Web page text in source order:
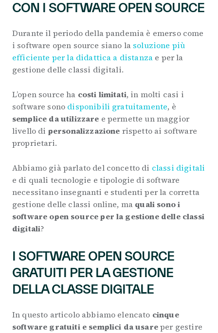
CON I SOFTWARE OPEN SOURCE
Durante il periodo della pandemia è emerso come
i software open source siano la soluzione più
efficiente per la didattica a distanza e per la
gestione delle classi digitali.
L’open source ha costi limitati, in molti casi i
software sono disponibili gratuitamente, è
semplice da utilizzare e permette un maggior
livello di personalizzazione rispetto ai software
proprietari.
Abbiamo già parlato del concetto di classi digitali
e di quali tecnologie e tipologie di software
necessitano insegnanti e studenti per la corretta
gestione delle classi online, ma quali sono i
software open source per la gestione delle classi
digitali?
I SOFTWARE OPEN SOURCE
GRATUITI PER LA GESTIONE
DELLA CLASSE DIGITALE
In questo articolo abbiamo elencato cinque
software gratuiti e semplici da usareper gestire